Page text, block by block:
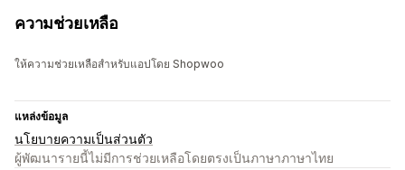
ความช่วยเหลือ
ให้ความช่วยเหลือสำหรับแอปโดย Shopwoo
แหล่งข้อมูล
นโยบายความเป็นส่วนตัว
ผู้พัฒนารายนี้ไม่มีการช่วยเหลือโดยตรงเป็นภาษาภาษาไทย